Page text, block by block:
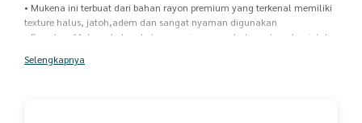
• Mukena ini terbuat dari bahan rayon premium yang terkenal memiliki
texture halus, jatoh,adem dan sangat nyaman digunakan
• Bawahan Mukena bahan katun premium yang halus,adem dan jatoh
• Motif yang cantik dengan warna-warna cerah yang cocok untuk anak-
Selengkapnya